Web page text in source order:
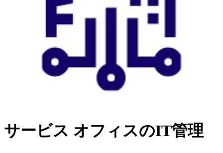
サービス オフィスのIT管理